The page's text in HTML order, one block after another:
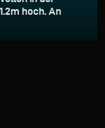
hoch. An